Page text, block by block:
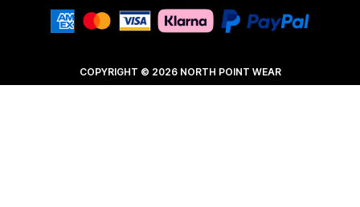
COPYRIGHT © 2026 NORTH POINT WEAR